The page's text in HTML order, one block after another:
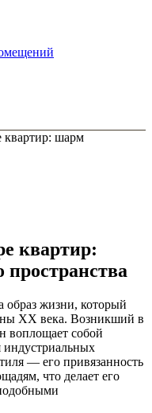
квартир: шарм
квартир:
образ жизни, который
XX века. Возникший в
воплощает собой
индустриальных
— его привязанность
что делает его